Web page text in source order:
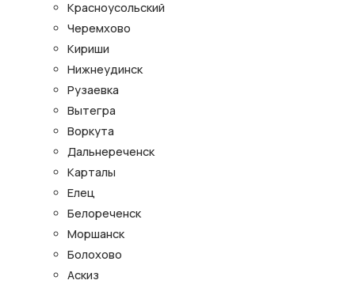
Красноусольский
Черемхово
Кириши
Нижнеудинск
Рузаевка
Вытегра
Воркута
Дальнереченск
Карталы
Елец
Белореченск
Моршанск
Болохово
Аскиз